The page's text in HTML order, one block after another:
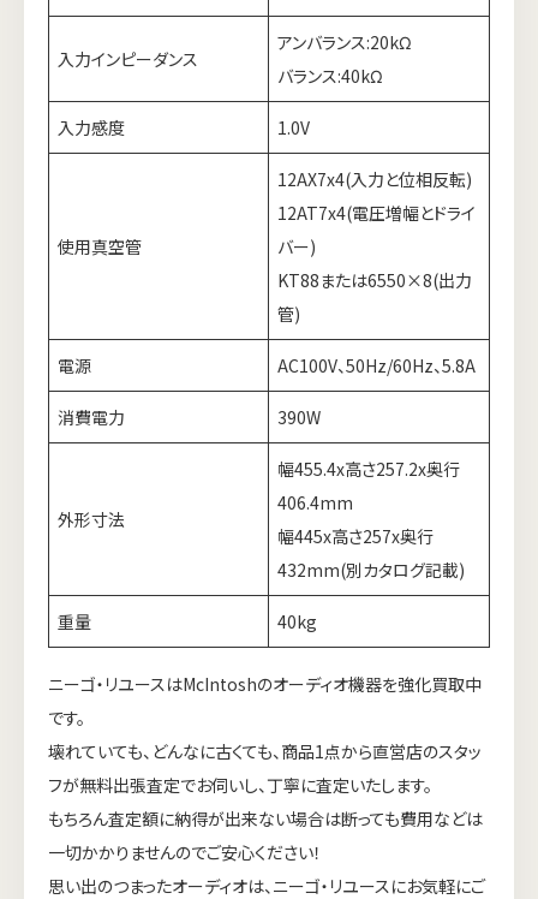
入力インピーダンス
アンバランス:20kΩ
バランス:40kΩ
入力感度 1.0V
使用真空管
12AX7x4(入力と位相反転)
12AT7x4(電圧増幅とドライ
バー)
KT88または6550×8(出力
管)
電源 AC100V、50Hz/60Hz、5.8A
消費電力 390W
外形寸法
幅455.4x高さ257.2x奥行
406.4mm
幅445x高さ257x奥行
432mm(別カタログ記載)
重量 40kg
ニーゴ・リユースはMcIntoshのオーディオ機器を強化買取中
です。
壊れていても、どんなに古くても、商品1点から直営店のスタッ
フが無料出張査定でお伺いし、丁寧に査定いたします。
もちろん査定額に納得が出来ない場合は断っても費用などは
一切かかりませんのでご安心ください！
思い出のつまったオーディオは、ニーゴ・リユースにお気軽にご